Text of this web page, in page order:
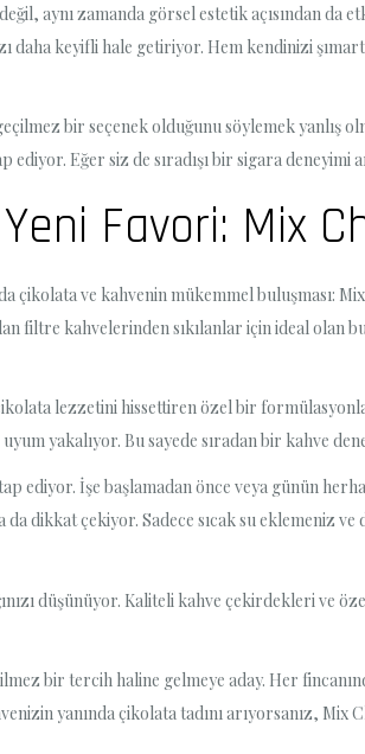
aynı zamanda görsel estetik açısından
daha keyifli hale getiriyor. Hem kendinizi
bir seçenek olduğunu söylemek yanlış
Eğer siz de sıradışı bir sigara
Favori: Mix
çikolata ve kahvenin mükemmel buluşması:
filtre kahvelerinden sıkılanlar için ideal
lezzetini hissettiren özel bir
yakalıyor. Bu sayede sıradan bir kahve
ediyor. İşe başlamadan önce veya günün
dikkat çekiyor. Sadece sıcak su eklemeniz
düşünüyor. Kaliteli kahve çekirdekleri ve
bir tercih haline gelmeye aday. Her
yanında çikolata tadını arıyorsanız,